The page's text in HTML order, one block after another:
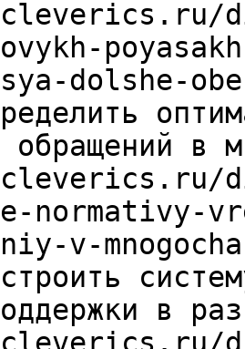
dolshe-
обращений в
normativy-
v-
в